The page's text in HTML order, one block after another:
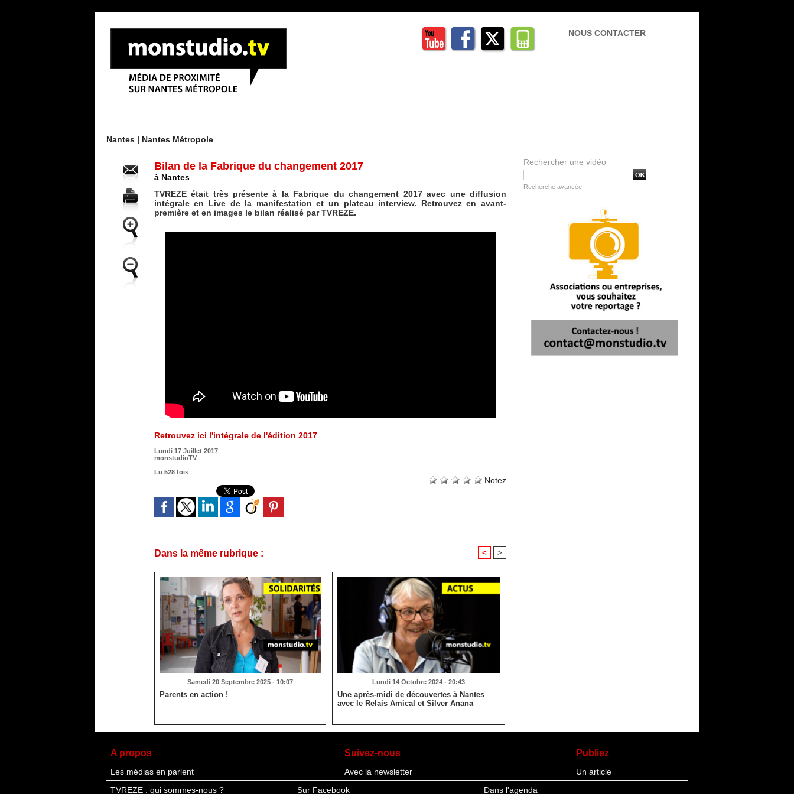
NOUS CONTACTER
Nantes | Nantes Métropole
Bilan de la Fabrique du changement 2017
à Nantes
TVREZE était très présente à la Fabrique du changement 2017 avec une diffusion
intégrale en Live de la manifestation et un plateau interview. Retrouvez en avant-
première et en images le bilan réalisé par TVREZE.
Retrouvez ici l'intégrale de l'édition 2017
Lundi 17 Juillet 2017
monstudioTV
Lu 528 fois
Notez
Dans la même rubrique : < >
Samedi 20 Septembre 2025 - 10:07
Parents en action !
Lundi 14 Octobre 2024 - 20:43
Une après-midi de découvertes à Nantes
avec le Relais Amical et Silver Anana
Rechercher une vidéo
Recherche avancée
A propos
Les médias en parlent
Suivez-nous
Avec la newsletter
Publiez
Un article
TVREZE : qui sommes-nous ?
Sur Facebook Dans l'agenda